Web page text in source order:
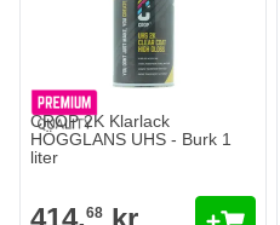
CROP 2K Klarlack
HÖGGLANS UHS - Burk 1
liter
414,68 kr